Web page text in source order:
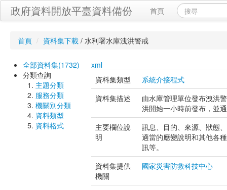
政府資料開放平臺資料備份 首頁
首頁 / 資料集下載 / 水利署水庫洩洪警戒
全部資料集(1732)
分類查詢
主題分類
服務分類
機關別分類
資料類型
資料格式
xml
資料集類型
系統介接程式
資料集描述
由水庫管理單位發布洩洪
洪開始一小時前發布，並
主要欄位說
明
訊息、目的、來源、狀態
適當的應變說明和其他各
訊等。
資料集提供
機關
國家災害防救科技中心